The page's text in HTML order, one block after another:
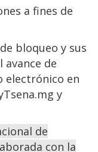
a fines de
bloqueo y sus
avance de
electrónico en
y
de
con la